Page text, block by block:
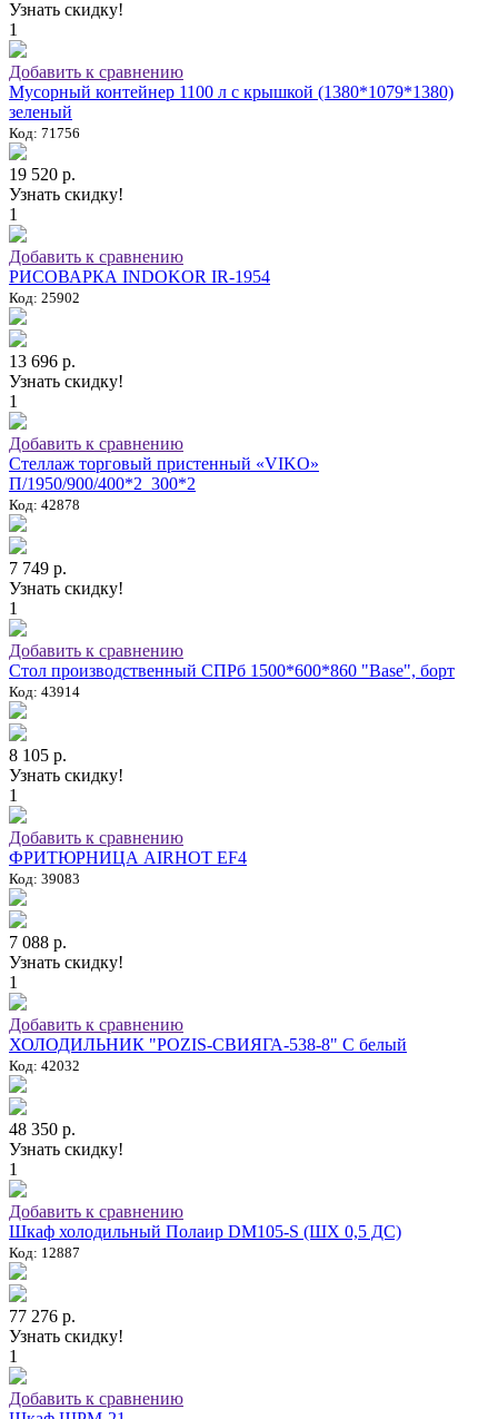
Узнать скидку!
1
Добавить к сравнению
Мусорный контейнер 1100 л с крышкой (1380*1079*1380)
зеленый
Код: 71756
19 520 р.
Узнать скидку!
1
Добавить к сравнению
РИСОВАРКА INDOKOR IR-1954
Код: 25902
13 696 р.
Узнать скидку!
1
Добавить к сравнению
Стеллаж торговый пристенный «VIKO»
П/1950/900/400*2_300*2
Код: 42878
7 749 р.
Узнать скидку!
1
Добавить к сравнению
Стол производственный СПРб 1500*600*860 "Base", борт
Код: 43914
8 105 р.
Узнать скидку!
1
Добавить к сравнению
ФРИТЮРНИЦА AIRHOT EF4
Код: 39083
7 088 р.
Узнать скидку!
1
Добавить к сравнению
ХОЛОДИЛЬНИК "POZIS-СВИЯГА-538-8" C белый
Код: 42032
48 350 р.
Узнать скидку!
1
Добавить к сравнению
Шкаф холодильный Полаир DM105-S (ШХ 0,5 ДС)
Код: 12887
77 276 р.
Узнать скидку!
1
Добавить к сравнению